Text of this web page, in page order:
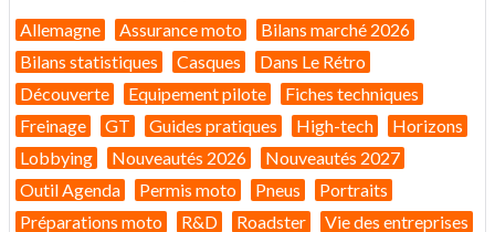
Allemagne Assurance moto
Bilans marché 2026
Bilans statistiques
Casques
Dans Le Rétro
Découverte
Equipement pilote
Fiches techniques
Freinage
GT Guides pratiques High-tech
Horizons
Lobbying
Nouveautés 2026
Nouveautés 2027
Outil Agenda
Permis moto Pneus
Portraits
Préparations moto
R&D Roadster Vie des entreprises